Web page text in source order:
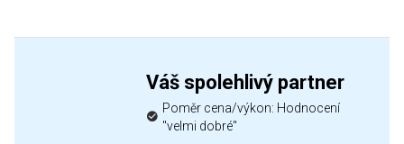
Váš spolehlivý partner
Poměr cena/výkon: Hodnocení
"velmi dobré"